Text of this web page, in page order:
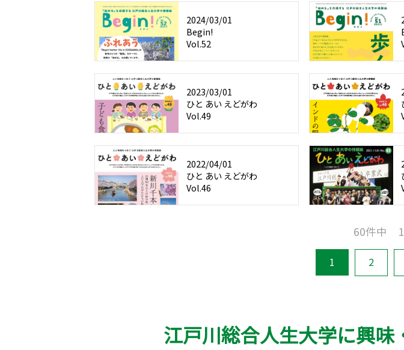
2024/03/01
Begin!
Vol.52
2023/03/01
ひと あい えどがわ
Vol.49
2022/04/01
ひと あい えどがわ
Vol.46
60件中 1
1 2
江戸川総合人生大学に興